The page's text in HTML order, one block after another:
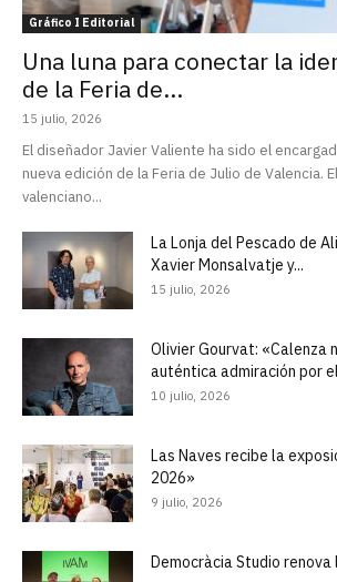
Gráfico I Editorial
Una luna para conectar la
de la Feria de...
15 julio, 2026
El diseñador Javier Valiente ha sido el
nueva edición de la Feria de Julio de Valencia.
valenciano...
La Lonja del Pescado de
Xavier Monsalvatje y...
15 julio, 2026
Olivier Gourvat: «Calenza
auténtica admiración por
10 julio, 2026
Las Naves recibe la
2026»
9 julio, 2026
Democràcia Studio renova